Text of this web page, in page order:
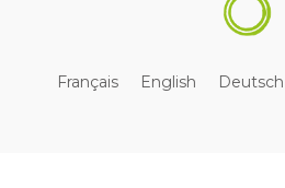
Français English Deutsch